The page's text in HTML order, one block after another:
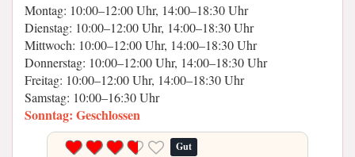
Montag: 10:00–12:00 Uhr, 14:00–18:30 Uhr
Dienstag: 10:00–12:00 Uhr, 14:00–18:30 Uhr
Mittwoch: 10:00–12:00 Uhr, 14:00–18:30 Uhr
Donnerstag: 10:00–12:00 Uhr, 14:00–18:30 Uhr
Freitag: 10:00–12:00 Uhr, 14:00–18:30 Uhr
Samstag: 10:00–16:30 Uhr
Sonntag: Geschlossen
Gut